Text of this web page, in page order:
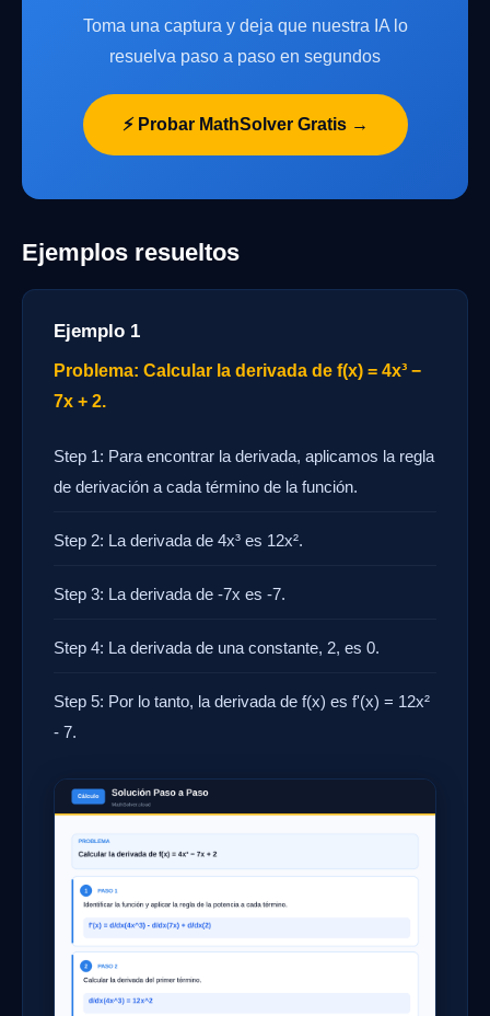
Toma una captura y deja que nuestra IA lo
resuelva paso a paso en segundos
⚡ Probar MathSolver Gratis →
Ejemplos resueltos
Ejemplo 1
Problema: Calcular la derivada de f(x) = 4x³ −
7x + 2.
Step 1: Para encontrar la derivada, aplicamos la regla
de derivación a cada término de la función.
Step 2: La derivada de 4x³ es 12x².
Step 3: La derivada de -7x es -7.
Step 4: La derivada de una constante, 2, es 0.
Step 5: Por lo tanto, la derivada de f(x) es f'(x) = 12x²
- 7.